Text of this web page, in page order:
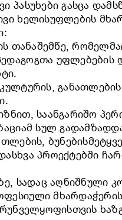
გასცა
ხელისუფლების
თანაშემწე,
უფლებების
საანგარიშო
სულ
პროექტებში
სადაც აღნიშნული